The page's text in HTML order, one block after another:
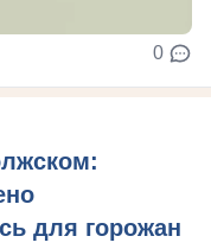
0
для горожан